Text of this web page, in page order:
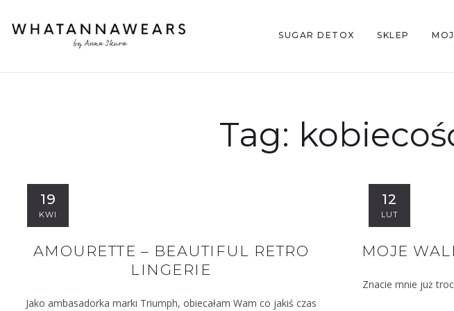
SUGAR DETOX SKLEP
Tag:
19
KWI
AMOURETTE – BEAUTIFUL RETRO
LINGERIE
Jako ambasadorka marki Triumph, obiecałam Wam co jakiś czas
12
LUT
MOJE
Znacie mnie już